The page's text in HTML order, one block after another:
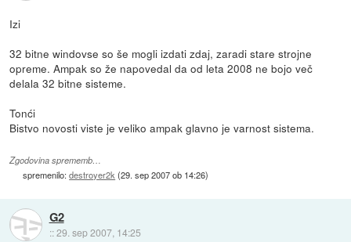
Izi
32 bitne windovse so še mogli izdati zdaj, zaradi stare strojne
opreme. Ampak so že napovedal da od leta 2008 ne bojo več
delala 32 bitne sisteme.
Tonći
Bistvo novosti viste je veliko ampak glavno je varnost sistema.
Zgodovina sprememb…
spremenilo:destroyer2k (29. sep 2007 ob 14:26)
G2
::29. sep 2007, 14:25